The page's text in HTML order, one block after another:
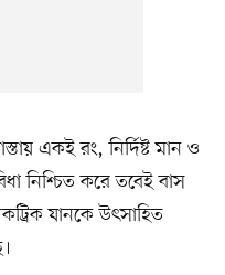
একই রং, নির্দিষ্ট মান ও
নিশ্চিত করে তবেই বাস
যানকে উৎসাহিত